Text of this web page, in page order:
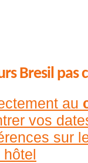
Bresil pas
au
vos
sur